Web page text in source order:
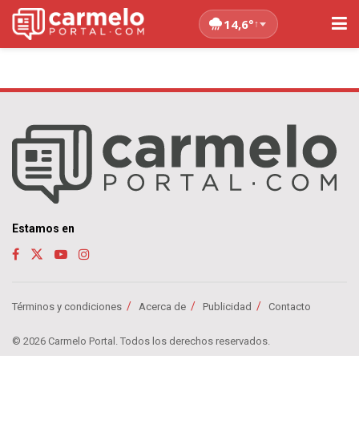
14,6°↑
Estamos en
Términos y condiciones Acerca de Publicidad Contacto
© 2026 Carmelo Portal. Todos los derechos reservados.